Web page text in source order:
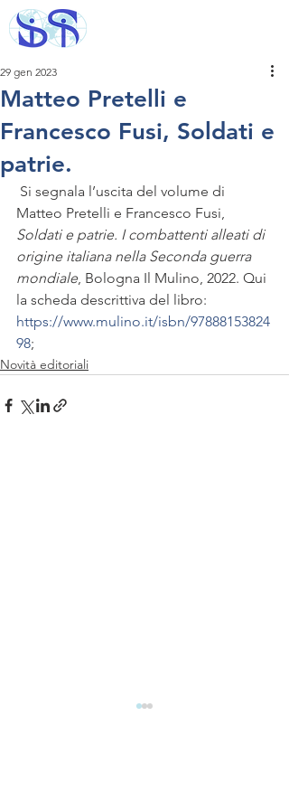
Matteo Pretelli e
Francesco Fusi, Soldati e
patrie.
29 gen 2023
Matteo Pretelli e Francesco Fusi,
Soldati e patrie. I combattenti alleati di
origine italiana nella Seconda guerra
mondiale, Bologna Il Mulino, 2022. Qui
la scheda descrittiva del libro:
https://www.mulino.it/isbn/97888153824
98;
Novità editoriali